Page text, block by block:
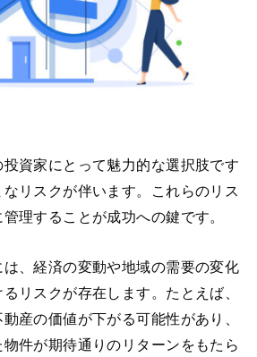
資家にとって魅力的な選択肢です
リスクが伴います。これらのリス
理することが成功への鍵です。
は、経済の変動や地域の需要の変化
リスクが存在します。たとえば、
産の価値が下がる可能性があり、
件が期待通りのリターンをもたら